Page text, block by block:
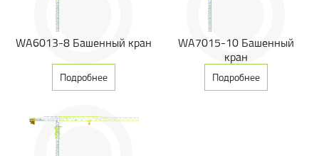
Ключевые особенности и комплектация (российская версия):
Безопасность:
Ограничители грузового момента, предельного
груза, координатная защита, анемометр.
Управление:Частотные преобразователи для плавности хода
(лебедка, каретка, поворот, передвижение тележки).
Соответствие стандартам:
ФНП, ГОСТ 13556-2016 и ТР ТС №010/2011.
WA6013-8 Башенный кран
Подробнее
WA7015-10 Башенный
кран
Подробнее